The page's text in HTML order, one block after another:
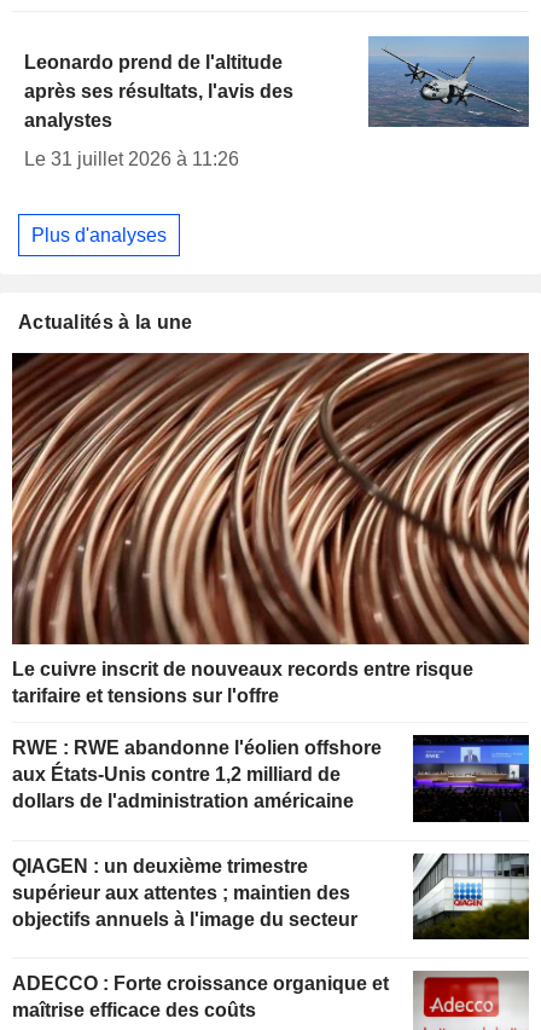
Leonardo prend de l'altitude
après ses résultats, l'avis des
analystes
Le 31 juillet 2026 à 11:26
Plus d'analyses
Actualités à la une
Le cuivre inscrit de nouveaux records entre risque
tarifaire et tensions sur l'offre
RWE : RWE abandonne l'éolien offshore
aux États-Unis contre 1,2 milliard de
dollars de l'administration américaine
QIAGEN : un deuxième trimestre
supérieur aux attentes ; maintien des
objectifs annuels à l'image du secteur
ADECCO : Forte croissance organique et
maîtrise efficace des coûts